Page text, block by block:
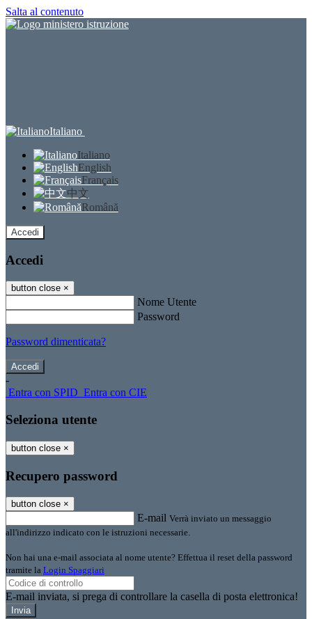
Salta al contenuto
Italiano
Italiano
English
Français
中文
Română
Accedi
Accedi
button close ×
Nome Utente
Password
Password dimenticata?
-
Entra con SPID Entra con CIE
Seleziona utente
button close ×
Recupero password
button close ×
E-mail Verrà inviato un messaggio
all'indirizzo indicato con le istruzioni necessarie.
Non hai una e-mail associata al nome utente? Effettua il reset della password
tramite la Login Spaggiari
E-mail inviata, si prega di controllare la casella di posta elettronica!